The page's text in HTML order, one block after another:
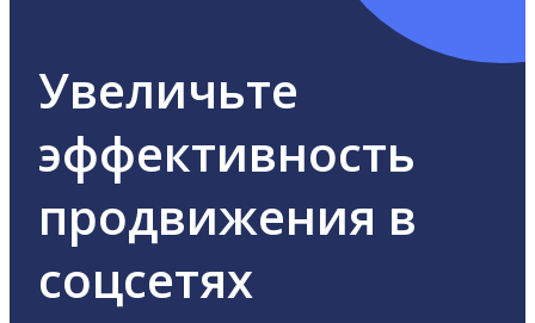
Увеличьте
эффективность
продвижения в
соцсетях